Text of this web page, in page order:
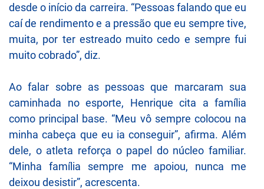
desde o início da carreira. “Pessoas falando que eu
caí de rendimento e a pressão que eu sempre tive,
muita, por ter estreado muito cedo e sempre fui
muito cobrado”, diz.
Ao falar sobre as pessoas que marcaram sua
caminhada no esporte, Henrique cita a família
como principal base. “Meu vô sempre colocou na
minha cabeça que eu ia conseguir”, afirma. Além
dele, o atleta reforça o papel do núcleo familiar.
“Minha família sempre me apoiou, nunca me
deixou desistir”, acrescenta.